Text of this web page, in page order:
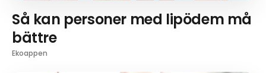
Så kan personer med lipödem må
bättre
Ekoappen